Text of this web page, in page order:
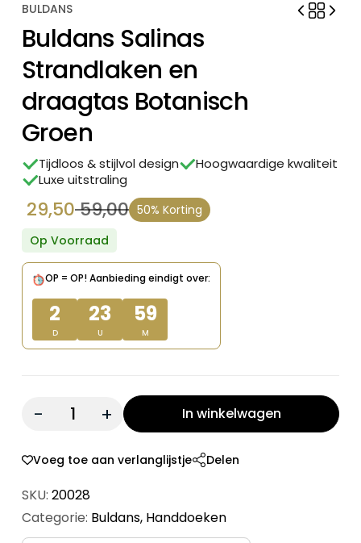
BULDANS
Buldans Salinas
Strandlaken en
draagtas Botanisch
Groen
Tijdloos & stijlvol design
Hoogwaardige kwaliteit
Luxe uitstraling
59,00
Oorspronkelijke
prijs
was:
€ 59,00.
29,50
Huidige
prijs
is:
€ 29,50.
50% Korting
Op Voorraad
OP = OP!Aanbieding eindigt over:
2
D
23
U
59
M
Quantity: In winkelwagen
Voeg toe aan verlanglijstje Delen
SKU: 20028
Categorie: Buldans, Handdoeken